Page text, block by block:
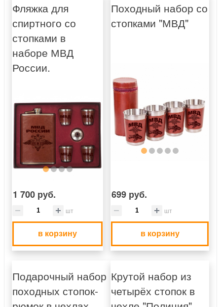
Фляжка для
спиртного со
стопками в
наборе МВД
России.
1 700 руб.
шт
в корзину
Походный набор со
стопками "МВД"
699 руб.
шт
в корзину
Подарочный набор
походных стопок-
Крутой набор из
четырёх стопок в